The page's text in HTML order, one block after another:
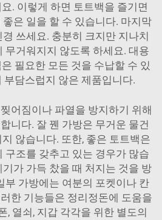
. 이렇게 하면 토트백을 즐기면
은 일을 할 수 있습니다. 마지막
쓰세요. 충분히 크지만 지나치
무거워지지 않도록 하세요. 대용
필요한 모든 것을 수납할 수 있
부담스럽지 않은 제품입니다.
어짐이나 파열을 방지하기 위해
니다. 잘 꿴 가방은 무거운 물건
않습니다. 또한, 좋은 토트백은
구조를 갖추고 있는 경우가 많습
가 가득 찼을 때 처지는 것을 방
부 가방에는 여분의 포켓이나 칸
한 기능들은 정리정돈에 도움을
, 열쇠, 지갑 각각을 위한 별도의